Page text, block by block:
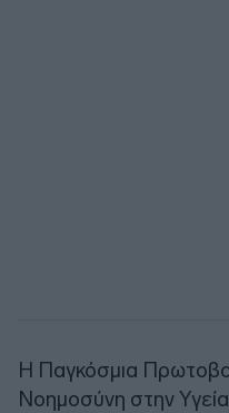
Η Παγκόσμια
Νοημοσύνη στην